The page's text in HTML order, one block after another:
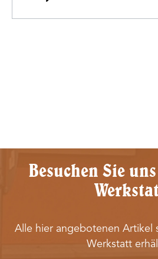
Besuchen Sie
Alle hier angebotenen Artikel
Werkstatt